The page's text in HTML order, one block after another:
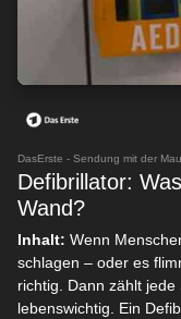
DasErste - Sendung mit der
Defibrillator:
Wand?
Inhalt: Wenn
schlagen – oder es
richtig. Dann zählt
lebenswichtig. Ein